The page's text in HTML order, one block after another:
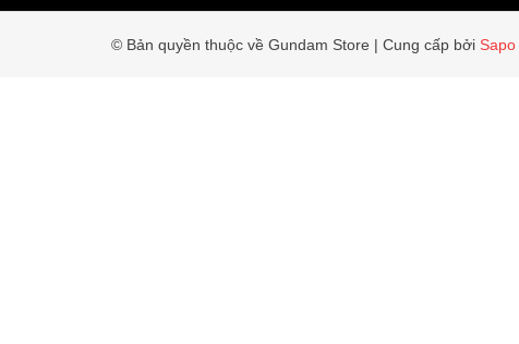
© Bản quyền thuộc về Gundam Store | Cung cấp bởi Sapo